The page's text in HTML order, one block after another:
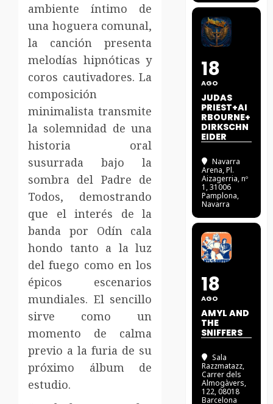
ambiente íntimo de
una hoguera comunal,
la canción presenta
melodías hipnóticas y
coros cautivadores. La
composición
minimalista transmite
la solemnidad de una
historia oral
susurrada bajo la
sombra del Padre de
Todos, demostrando
que el interés de la
banda por Odín cala
hondo tanto a la luz
del fuego como en los
épicos escenarios
mundiales. El sencillo
sirve como un
momento de calma
previo a la furia de su
próximo álbum de
estudio.
18
AGO
JUDAS
PRIEST+AI
RBOURNE+
DIRKSCHN
EIDER
Navarra
Arena, Pl.
Aizagerria, nº
1, 31006
Pamplona,
Navarra
18
AGO
AMYL AND
THE
SNIFFERS
Sala
Razzmatazz,
Carrer dels
Almogàvers,
122, 08018
Barcelona